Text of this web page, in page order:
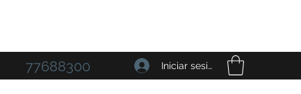
77688300 Iniciar sesión